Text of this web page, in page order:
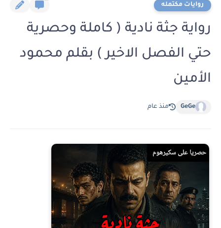
روايات مكتمله
رواية جثة نادية ( كاملة وحصرية
حتي الفصل الاخير ) بقلم محمود
الأمين
GeGe منذ عام